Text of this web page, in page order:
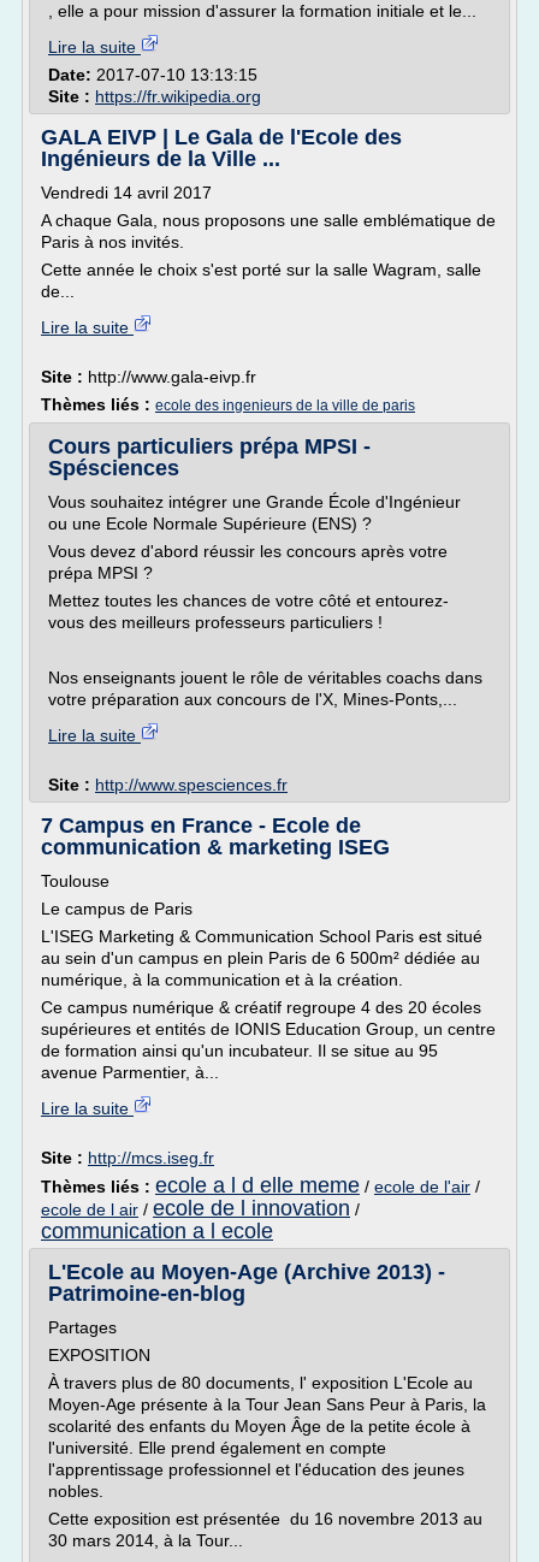
, elle a pour mission d'assurer la formation initiale et le...
Lire la suite
Date: 2017-07-10 13:13:15
Site : https://fr.wikipedia.org
GALA EIVP | Le Gala de l'Ecole des
Ingénieurs de la Ville ...
Vendredi 14 avril 2017
A chaque Gala, nous proposons une salle emblématique de
Paris à nos invités.
Cette année le choix s'est porté sur la salle Wagram, salle
de...
Lire la suite
Site : http://www.gala-eivp.fr
Thèmes liés : ecole des ingenieurs de la ville de paris
Cours particuliers prépa MPSI -
Spésciences
Vous souhaitez intégrer une Grande École d'Ingénieur
ou une Ecole Normale Supérieure (ENS) ?
Vous devez d'abord réussir les concours après votre
prépa MPSI ?
Mettez toutes les chances de votre côté et entourez-
vous des meilleurs professeurs particuliers !
Nos enseignants jouent le rôle de véritables coachs dans
votre préparation aux concours de l'X, Mines-Ponts,...
Lire la suite
Site : http://www.spesciences.fr
7 Campus en France - Ecole de
communication & marketing ISEG
Toulouse
Le campus de Paris
L'ISEG Marketing & Communication School Paris est situé
au sein d'un campus en plein Paris de 6 500m² dédiée au
numérique, à la communication et à la création.
Ce campus numérique & créatif regroupe 4 des 20 écoles
supérieures et entités de IONIS Education Group, un centre
de formation ainsi qu'un incubateur. Il se situe au 95
avenue Parmentier, à...
Lire la suite
Site : http://mcs.iseg.fr
Thèmes liés : ecole a l d elle meme / ecole de l'air /
ecole de l air / ecole de l innovation /
communication a l ecole
L'Ecole au Moyen-Age (Archive 2013) -
Patrimoine-en-blog
Partages
EXPOSITION
À travers plus de 80 documents, l' exposition L'Ecole au
Moyen-Age présente à la Tour Jean Sans Peur à Paris, la
scolarité des enfants du Moyen Âge de la petite école à
l'université. Elle prend également en compte
l'apprentissage professionnel et l'éducation des jeunes
nobles.
Cette exposition est présentée du 16 novembre 2013 au
30 mars 2014, à la Tour...